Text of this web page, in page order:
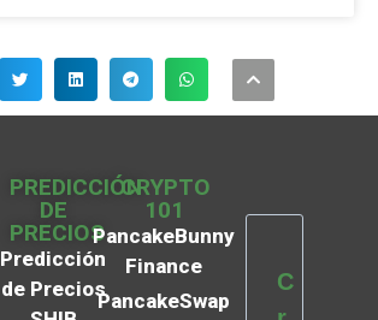
PREDICCIÓN
DE
PRECIOS
Predicción
de Precios
CRYPTO
101
PancakeBunny
Finance
PancakeSwap
C